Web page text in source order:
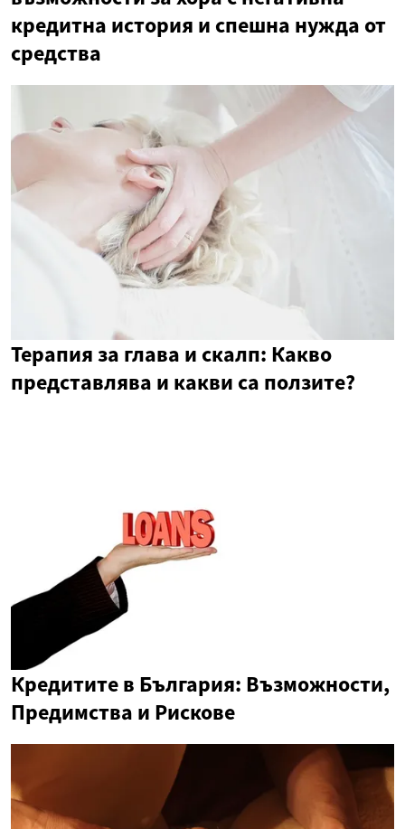
кредитна история и спешна нужда от
средства
Терапия за глава и скалп: Какво
представлява и какви са ползите?
Кредитите в България: Възможности,
Предимства и Рискове